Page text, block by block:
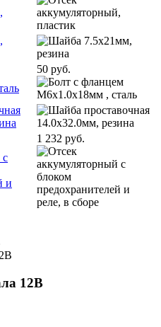
50 руб.
с
и
1 232 руб.
12В